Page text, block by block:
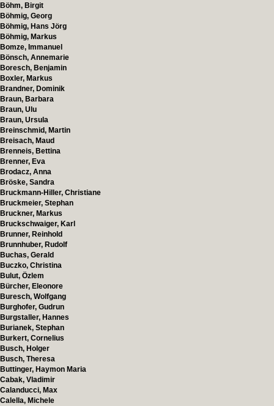
Böhm, Birgit
Böhmig, Georg
Böhmig, Hans Jörg
Böhmig, Markus
Bomze, Immanuel
Bönsch, Annemarie
Boresch, Benjamin
Boxler, Markus
Brandner, Dominik
Braun, Barbara
Braun, Ulu
Braun, Ursula
Breinschmid, Martin
Breisach, Maud
Brenneis, Bettina
Brenner, Eva
Brodacz, Anna
Bröske, Sandra
Bruckmann-Hiller, Christiane
Bruckmeier, Stephan
Bruckner, Markus
Bruckschwaiger, Karl
Brunner, Reinhold
Brunnhuber, Rudolf
Buchas, Gerald
Buczko, Christina
Bulut, Özlem
Bürcher, Eleonore
Buresch, Wolfgang
Burghofer, Gudrun
Burgstaller, Hannes
Burianek, Stephan
Burkert, Cornelius
Busch, Holger
Busch, Theresa
Buttinger, Haymon Maria
Cabak, Vladimir
Calanducci, Max
Calella, Michele